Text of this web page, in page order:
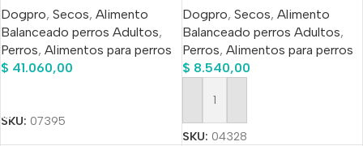
Dogpro, Secos, Alimento
Balanceado perros Adultos,
Perros, Alimentos para perros
$ 41.060,00
SKU: 07395
Dogpro, Secos, Alimento
Balanceado perros Adultos,
Perros, Alimentos para perros
$ 8.540,00
Añadir Al Carrito
SKU: 04328